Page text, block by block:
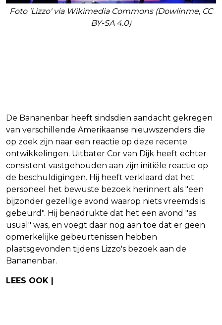
Foto 'Lizzo' via Wikimedia Commons (Dowlinme, CC
BY-SA 4.0)
De Bananenbar heeft sindsdien aandacht gekregen
van verschillende Amerikaanse nieuwszenders die
op zoek zijn naar een reactie op deze recente
ontwikkelingen. Uitbater Cor van Dijk heeft echter
consistent vastgehouden aan zijn initiële reactie op
de beschuldigingen. Hij heeft verklaard dat het
personeel het bewuste bezoek herinnert als "een
bijzonder gezellige avond waarop niets vreemds is
gebeurd". Hij benadrukte dat het een avond "as
usual" was, en voegt daar nog aan toe dat er geen
opmerkelijke gebeurtenissen hebben
plaatsgevonden tijdens Lizzo's bezoek aan de
Bananenbar.
LEES OOK |